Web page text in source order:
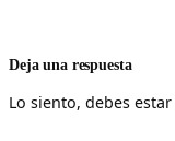
Deja una respuesta
Lo siento, debes estar